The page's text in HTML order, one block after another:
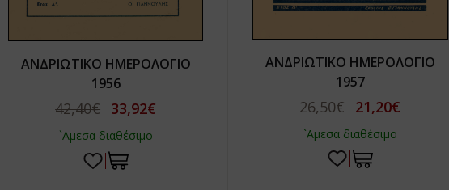
ΑΝΔΡΙΩΤΙΚΟ ΗΜΕΡΟΛΟΓΙΟ
1956
42,40€ 33,92€
`Αμεσα διαθέσιμο
ΑΝΔΡΙΩΤΙΚΟ ΗΜΕΡΟΛΟΓΙΟ
1957
26,50€ 21,20€
`Αμεσα διαθέσιμο